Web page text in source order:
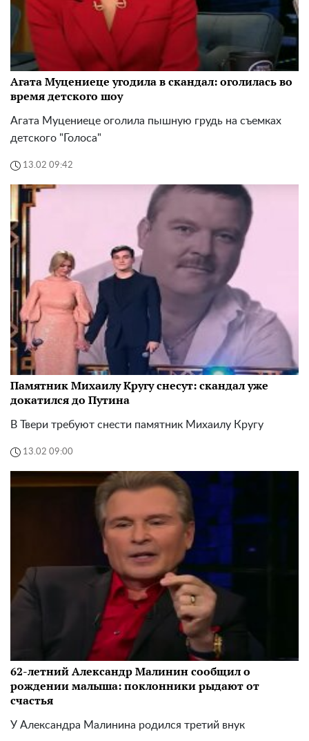
Агата Муцениеце угодила в скандал: оголилась во
время детского шоу
Агата Муцениеце оголила пышную грудь на съемках
детского "Голоса"
13.02 09:42
Памятник Михаилу Кругу снесут: скандал уже
докатился до Путина
В Твери требуют снести памятник Михаилу Кругу
13.02 09:00
62-летний Александр Малинин сообщил о
рождении малыша: поклонники рыдают от
счастья
У Александра Малинина родился третий внук